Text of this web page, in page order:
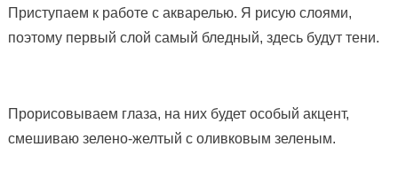
Приступаем к работе с акварелью. Я рисую слоями,
поэтому первый слой самый бледный, здесь будут тени.
Прорисовываем глаза, на них будет особый акцент,
смешиваю зелено-желтый с оливковым зеленым.